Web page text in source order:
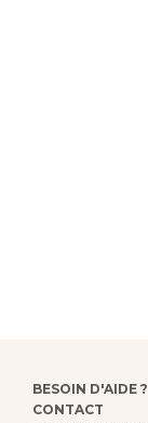
BESOIN D'AIDE ?
CONTACT